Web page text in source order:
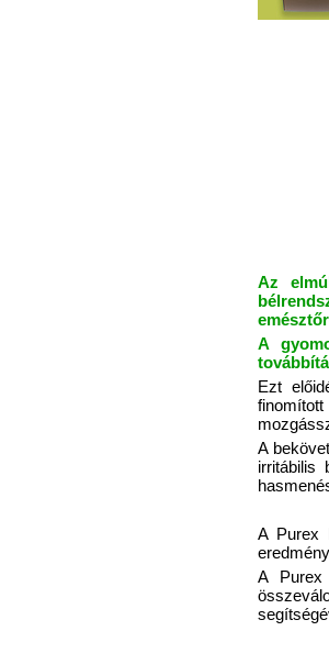
Az
A
Ezt
A
irritábilis
A Purex
A Purex